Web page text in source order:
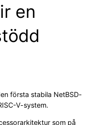
en
första stabila NetBSD-
V-system.
som på